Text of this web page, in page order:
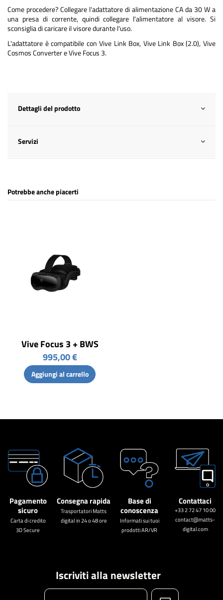
Come procedere? Collegare l'adattatore di alimentazione CA da 30 W a
una presa di corrente, quindi collegare l'alimentatore al visore. Si
sconsiglia di caricare il visore durante l'uso.
L'adattatore è compatibile con Vive Link Box, Vive Link Box (2.0), Vive
Cosmos Converter e Vive Focus 3.
Dettagli del prodotto
Servizi
Potrebbe anche piacerti
Vive Focus 3 + BWS
995,00 €
Aggiungi al carrello
Pagamento
sicuro
Carta di credito
3D Secure
Consegna rapida
Trasportatori Matts
digital in 24 o 48 ore
Base di
conoscenza
Informati sui tuoi
prodotti AR/VR
Contattaci
+33 2 72 47 10 00
contact@matts-
digital.com
Iscriviti alla newsletter